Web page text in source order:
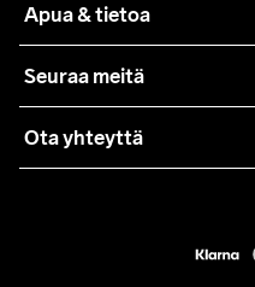
Yhteistyöt
Lehdistö
Apua & tietoa
Käyttöehdot
Asiakaspalvelu
Seuraa meitä
Ota yhteyttä